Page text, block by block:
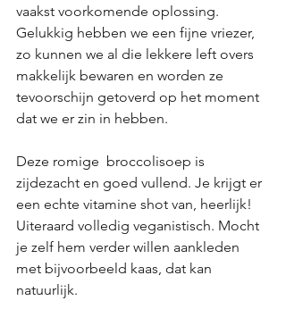
vaakst voorkomende oplossing.
Gelukkig hebben we een fijne vriezer,
zo kunnen we al die lekkere left overs
makkelijk bewaren en worden ze
tevoorschijn getoverd op het moment
dat we er zin in hebben.
Deze romige  broccolisoep is
zijdezacht en goed vullend. Je krijgt er
een echte vitamine shot van, heerlijk!
Uiteraard volledig veganistisch. Mocht
je zelf hem verder willen aankleden
met bijvoorbeeld kaas, dat kan
natuurlijk.